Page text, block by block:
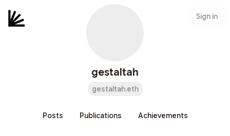
Sign in
gestaltah
gestaltah.eth
Posts Publications Achievements